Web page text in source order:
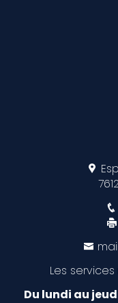
Les
Du lundi au